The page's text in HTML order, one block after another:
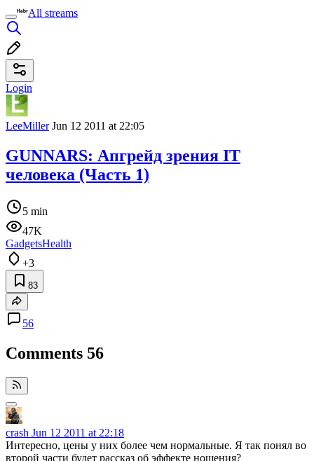
All streams
Login
LeeMillerJun 12 2011 at 22:05
GUNNARS: Апгрейд зрения IT
человека (Часть 1)
5 min
47K
GadgetsHealth
+3
83
56
Comments 56
crash Jun 12 2011 at 22:18
Интересно, цены у них более чем нормальные. Я так понял во
второй части будет рассказ об эффекте ношения?